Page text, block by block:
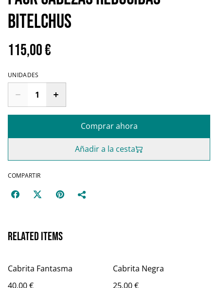
Bitelchus
115,00 €
UNIDADES
Comprar ahora
Añadir a la cesta
COMPARTIR
Related items
Cabrita Fantasma
40,00 €
Cabrita Negra
25,00 €